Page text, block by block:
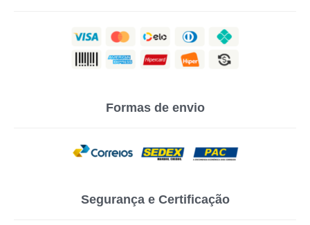
Formas de envio
Segurança e Certificação